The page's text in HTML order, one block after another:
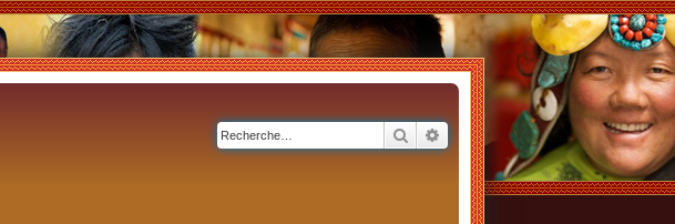
RechercherRecherche avancée